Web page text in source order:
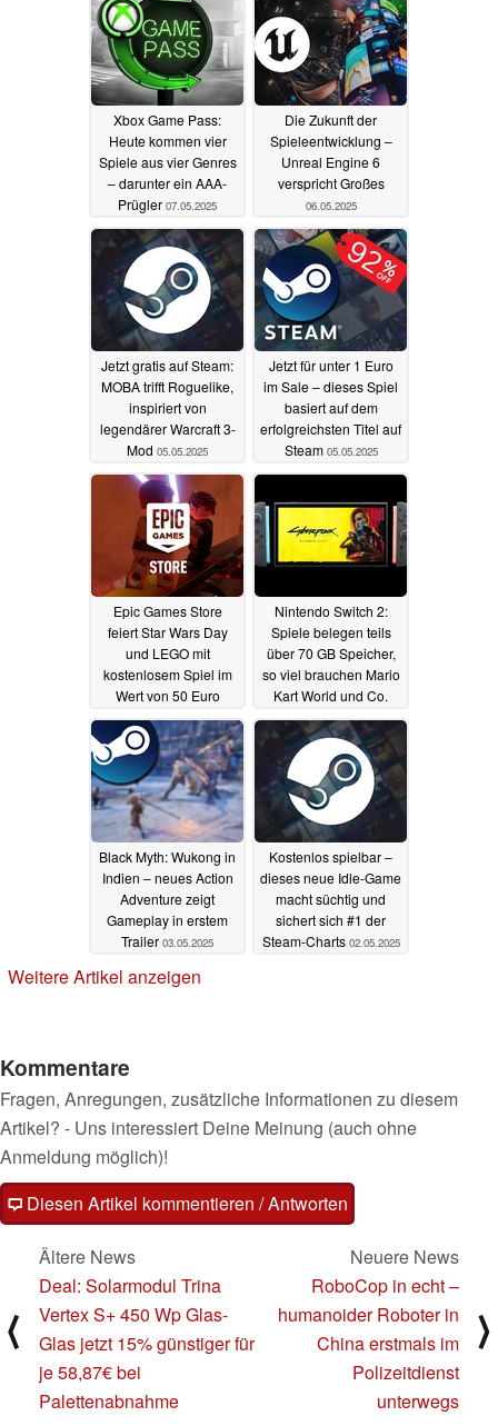
Xbox Game Pass:
Heute kommen vier
Spiele aus vier Genres
– darunter ein AAA-
Prügler 07.05.2025
Die Zukunft der
Spieleentwicklung –
Unreal Engine 6
verspricht Großes
06.05.2025
Jetzt gratis auf Steam:
MOBA trifft Roguelike,
inspiriert von
legendärer Warcraft 3-
Mod 05.05.2025
Jetzt für unter 1 Euro
im Sale – dieses Spiel
basiert auf dem
erfolgreichsten Titel auf
Steam 05.05.2025
Epic Games Store
feiert Star Wars Day
und LEGO mit
kostenlosem Spiel im
Wert von 50 Euro
05.05.2025
Nintendo Switch 2:
Spiele belegen teils
über 70 GB Speicher,
so viel brauchen Mario
Kart World und Co.
03.05.2025
Black Myth: Wukong in
Indien – neues Action
Adventure zeigt
Gameplay in erstem
Trailer 03.05.2025
Kostenlos spielbar –
dieses neue Idle-Game
macht süchtig und
sichert sich #1 der
Steam-Charts 02.05.2025
Weitere Artikel anzeigen
Kommentare
Fragen, Anregungen, zusätzliche Informationen zu diesem
Artikel? - Uns interessiert Deine Meinung (auch ohne
Anmeldung möglich)!
Diesen Artikel kommentieren / Antworten
⟨
Ältere News
Deal: Solarmodul Trina
Vertex S+ 450 Wp Glas-
Glas jetzt 15% günstiger für
je 58,87€ bei
Palettenabnahme
Neuere News
RoboCop in echt –
humanoider Roboter in
China erstmals im
Polizeitdienst
unterwegs
⟩